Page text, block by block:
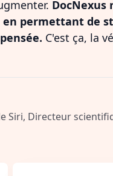
DocNexus
permettant de
C'est ça, la
Siri, Directeur